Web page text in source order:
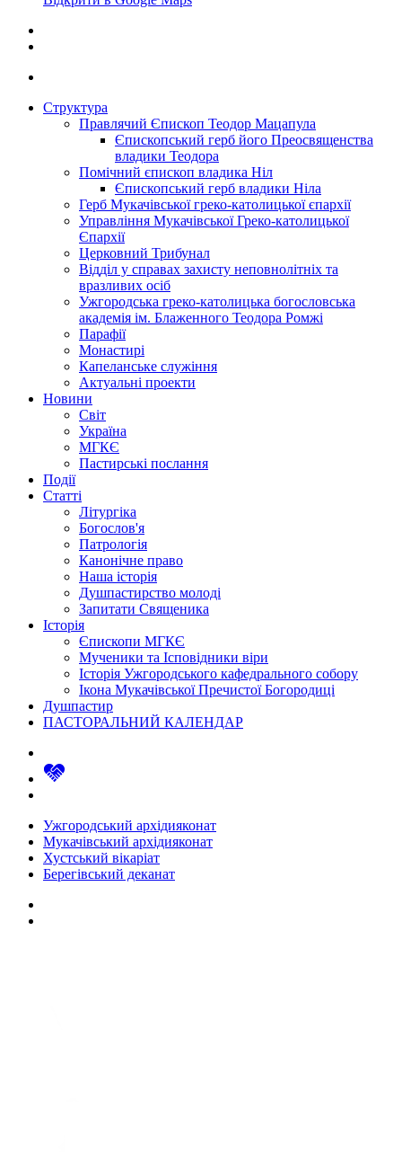
Структура
Правлячий Єпископ Теодор Мацапула
Єпископський герб його Преосвященства
владики Теодора
Помічний єпископ владика Ніл
Єпископський герб владики Ніла
Герб Мукачівської греко-католицької єпархії
Управління Мукачівської Греко-католицької
Єпархії
Церковний Трибунал
Відділ у справах захисту неповнолітніх та
вразливих осіб
Ужгородська греко-католицька богословська
академія ім. Блаженного Теодора Ромжі
Парафії
Монастирі
Капеланське служіння
Актуальні проекти
Новини
Світ
Україна
МГКЄ
Пастирські послання
Події
Статті
Літургіка
Богослов'я
Патрологія
Канонічне право
Наша історія
Душпастирство молоді
Запитати Священика
Історія
Єпископи МГКЄ
Мученики та Ісповідники віри
Історія Ужгородського кафедрального собору
Ікона Мукачівської Пречистої Богородиці
Душпастир
ПАСТОРАЛЬНИЙ КАЛЕНДАР
Ужгородський архідияконат
Мукачівський архідияконат
Хустський вікаріат
Берегівський деканат